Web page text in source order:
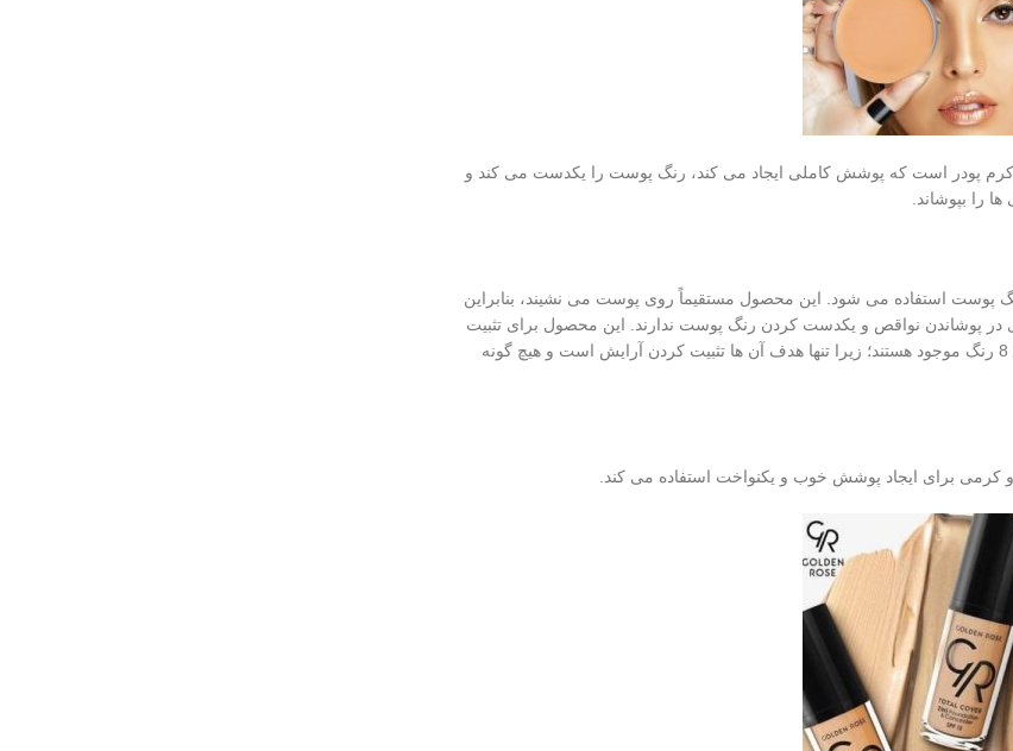
کرم پودر است که پوشش کاملی ایجاد می‌ کند، رنگ پوست را یکدست می ‌کند و
را بپوشاند.
استفاده می شود. این محصول مستقیماً روی پوست می ‌نشیند، بنابراین
در پوشاندن نواقص و یکدست کردن رنگ پوست ندارند. این محصول برای تثبیت
آرایش و افزایش ماندگاری آن کاربرد دارد. پودرهای فیکس معمولا در 4 تا 8 رنگ موجود هستند؛ زیرا تنها هدف آن ها تثبیت کردن آرایش است و هیچ گونه
کرمی برای ایجاد پوشش خوب و یکنواخت استفاده می کند.